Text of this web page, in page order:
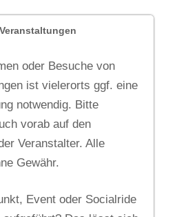
oder Besuche von
ist vielerorts ggf. eine
notwendig. Bitte
vorab auf den
Veranstalter. Alle
Gewähr.
Event oder Socialride